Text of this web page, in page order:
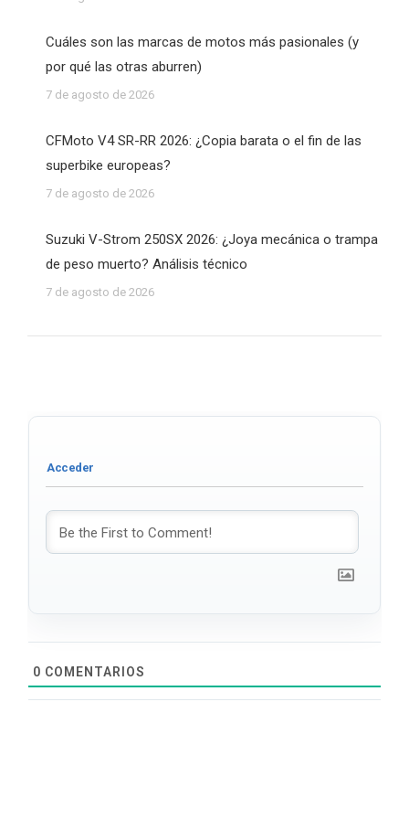
Cuáles son las marcas de motos más pasionales (y
por qué las otras aburren)
7 de agosto de 2026
CFMoto V4 SR-RR 2026: ¿Copia barata o el fin de las
superbike europeas?
7 de agosto de 2026
Suzuki V-Strom 250SX 2026: ¿Joya mecánica o trampa
de peso muerto? Análisis técnico
7 de agosto de 2026
0 COMENTARIOS